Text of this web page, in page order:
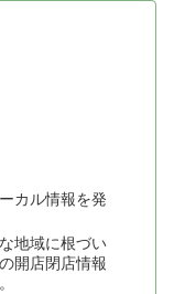
カル情報を発
地域に根づい
開店閉店情報